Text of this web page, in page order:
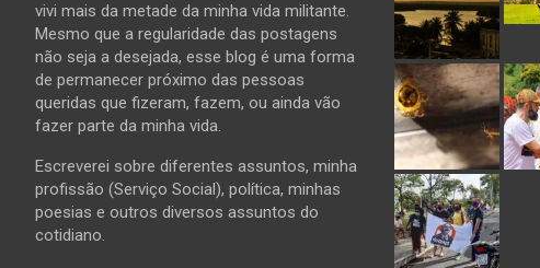
vivi mais da metade da minha vida militante.
Mesmo que a regularidade das postagens
não seja a desejada, esse blog é uma forma
de permanecer próximo das pessoas
queridas que fizeram, fazem, ou ainda vão
fazer parte da minha vida.
Escreverei sobre diferentes assuntos, minha
profissão (Serviço Social), política, minhas
poesias e outros diversos assuntos do
cotidiano.